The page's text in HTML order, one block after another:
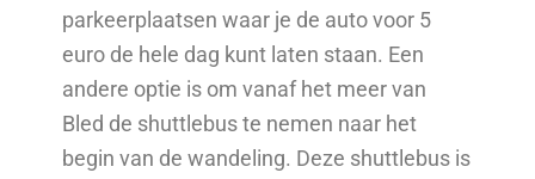
parkeerplaatsen waar je de auto voor 5
euro de hele dag kunt laten staan. Een
andere optie is om vanaf het meer van
Bled de shuttlebus te nemen naar het
begin van de wandeling. Deze shuttlebus is